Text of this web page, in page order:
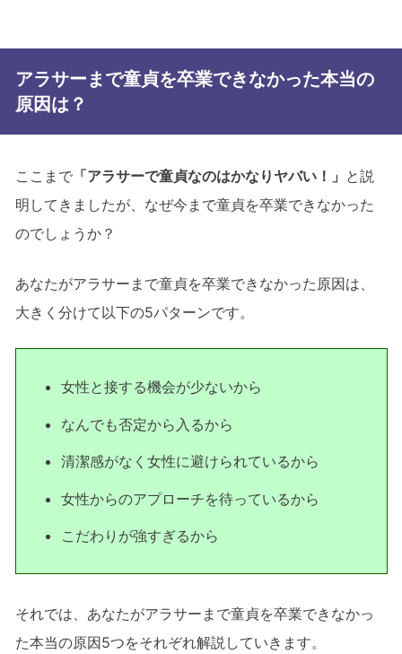
アラサーまで童貞を卒業できなかった本当の
原因は？
ここまで「アラサーで童貞なのはかなりヤバい！」 と説
明してきましたが、なぜ今まで童貞を卒業できなかった
のでしょうか？
あなたがアラサーまで童貞を卒業できなかった原因は、
大きく分けて以下の5パターンです。
女性と接する機会が少ないから
なんでも否定から入るから
清潔感がなく女性に避けられているから
女性からのアプローチを待っているから
こだわりが強すぎるから
それでは、あなたがアラサーまで童貞を卒業できなかっ
た本当の原因5つをそれぞれ解説していきます。